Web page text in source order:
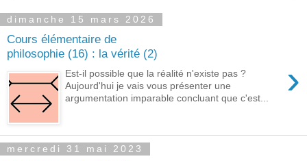
dimanche 15 mars 2026
Cours élémentaire de
philosophie (16) : la vérité (2)
›
Est-il possible que la réalité n'existe pas ?
Aujourd'hui je vais vous présenter une
argumentation imparable concluant que c'est...
mercredi 31 mai 2023